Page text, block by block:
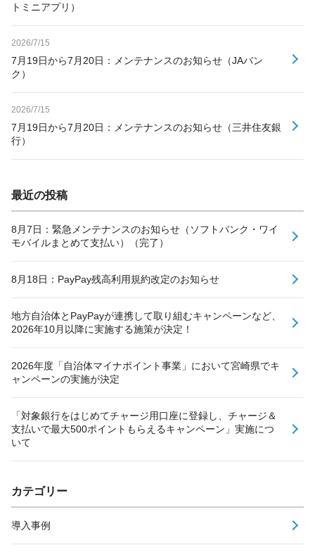
トミニアプリ）
2026/7/15
7月19日から7月20日：メンテナンスのお知らせ（JAバン
ク）
2026/7/15
7月19日から7月20日：メンテナンスのお知らせ（三井住友銀
行）
最近の投稿
8月7日：緊急メンテナンスのお知らせ（ソフトバンク・ワイ
モバイルまとめて支払い）（完了）
8月18日：PayPay残高利用規約改定のお知らせ
地方自治体とPayPayが連携して取り組むキャンペーンなど、
2026年10月以降に実施する施策が決定！
2026年度「自治体マイナポイント事業」において宮崎県でキ
ャンペーンの実施が決定
「対象銀行をはじめてチャージ用口座に登録し、チャージ＆
支払いで最大500ポイントもらえるキャンペーン」実施につ
いて
カテゴリー
導入事例